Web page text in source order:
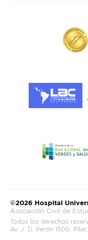
©2026 Hospital
Asociación Civil de
Todos los derechos
Av. J. D. Perón 1500,